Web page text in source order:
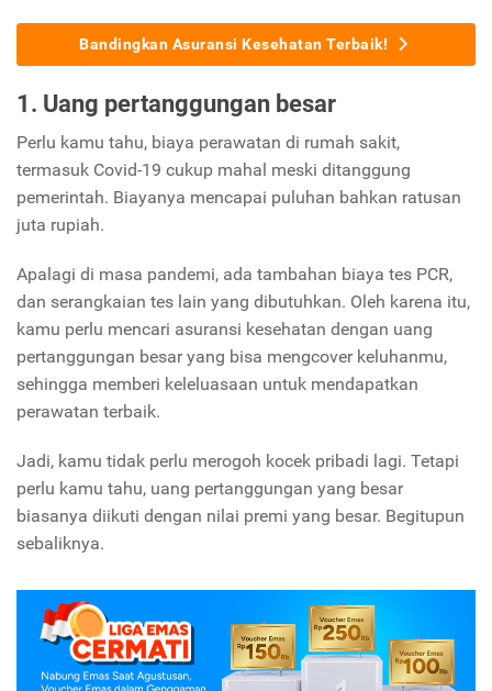
Bandingkan Asuransi Kesehatan Terbaik!
1. Uang pertanggungan besar
Perlu kamu tahu, biaya perawatan di rumah sakit,
termasuk Covid-19 cukup mahal meski ditanggung
pemerintah. Biayanya mencapai puluhan bahkan ratusan
juta rupiah.
Apalagi di masa pandemi, ada tambahan biaya tes PCR,
dan serangkaian tes lain yang dibutuhkan. Oleh karena itu,
kamu perlu mencari asuransi kesehatan dengan uang
pertanggungan besar yang bisa mengcover keluhanmu,
sehingga memberi keleluasaan untuk mendapatkan
perawatan terbaik.
Jadi, kamu tidak perlu merogoh kocek pribadi lagi. Tetapi
perlu kamu tahu, uang pertanggungan yang besar
biasanya diikuti dengan nilai premi yang besar. Begitupun
sebaliknya.